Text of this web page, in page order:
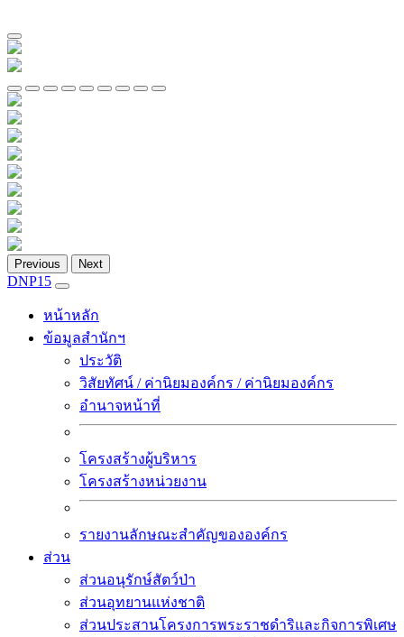
Previous Next
DNP15
หน้าหลัก
ข้อมูลสำนักฯ
ประวัติ
วิสัยทัศน์ / ค่านิยมองค์กร / ค่านิยมองค์กร
อำนาจหน้าที่
โครงสร้างผู้บริหาร
โครงสร้างหน่วยงาน
รายงานลักษณะสำคัญขององค์กร
ส่วน
ส่วนอนุรักษ์สัตว์ป่า
ส่วนอุทยานแห่งชาติ
ส่วนประสานโครงการพระราชดำริและกิจการพิเศษ